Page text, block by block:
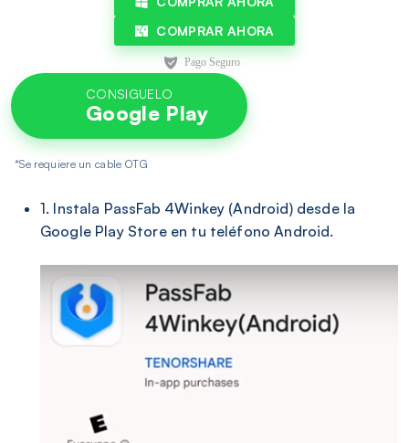
COMPRAR AHORA
CONSIGUELO
Google Play
*Se requiere un cable OTG
1. Instala PassFab 4Winkey (Android) desde la
Google Play Store en tu teléfono Android.